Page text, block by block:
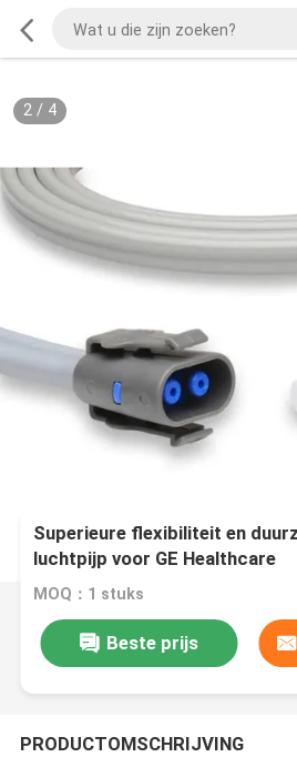
2/ 4
Superieure flexibiliteit en
luchtpijp voor GE Healthcare
MOQ：1 stuks
Beste prijs
PRODUCTOMSCHRIJVING